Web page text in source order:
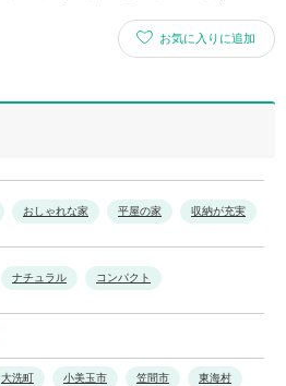
お気に入りに追加
おしゃれな家 平屋の家 収納が充実
ナチュラル コンパクト
大洗町 小美玉市 笠間市 東海村